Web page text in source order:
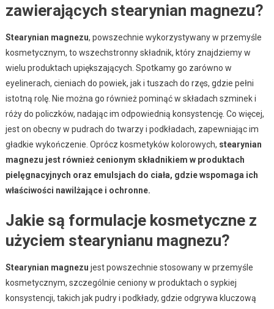
zawierających stearynian magnezu?
Stearynian magnezu, powszechnie wykorzystywany w przemyśle
kosmetycznym, to wszechstronny składnik, który znajdziemy w
wielu produktach upiększających. Spotkamy go zarówno w
eyelinerach, cieniach do powiek, jak i tuszach do rzęs, gdzie pełni
istotną rolę. Nie można go również pominąć w składach szminek i
róży do policzków, nadając im odpowiednią konsystencję. Co więcej,
jest on obecny w pudrach do twarzy i podkładach, zapewniając im
gładkie wykończenie. Oprócz kosmetyków kolorowych, stearynian
magnezu jest również cenionym składnikiem w produktach
pielęgnacyjnych oraz emulsjach do ciała, gdzie wspomaga ich
właściwości nawilżające i ochronne.
Jakie są formulacje kosmetyczne z
użyciem stearynianu magnezu?
Stearynian magnezu jest powszechnie stosowany w przemyśle
kosmetycznym, szczególnie ceniony w produktach o sypkiej
konsystencji, takich jak pudry i podkłady, gdzie odgrywa kluczową